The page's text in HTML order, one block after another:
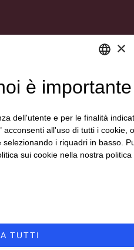
DEFAULT LANGUAGE
ITALIAN
×
è importante
dell'utente e per le finalità
all'uso di tutti i cookie,
i riquadri in basso.
sui cookie nella nostra politica
TUTTI